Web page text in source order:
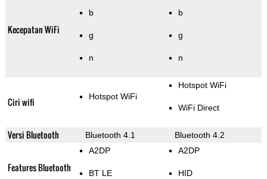
Kecepatan WiFi
b
g
n
b
g
n
Ciri wifi Hotspot WiFi
Hotspot WiFi
WiFi Direct
Versi Bluetooth Bluetooth 4.1 Bluetooth 4.2
Features Bluetooth
A2DP
BT LE
A2DP
HID